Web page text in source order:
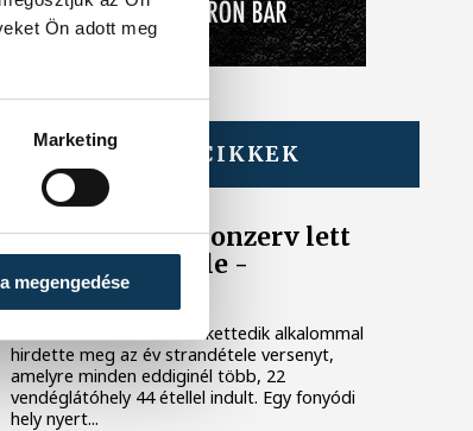
Ön adott meg
Marketing
megengedése
TOVÁBBI CIKKEK
Egy furcsa halkonzerv lett
az Év Strandétele -
mutatjuk!
A Balatoni Kör idén tizenkettedik alkalommal
hirdette meg az év strandétele versenyt,
amelyre minden eddiginél több, 22
vendéglátóhely 44 étellel indult. Egy fonyódi
hely nyert...